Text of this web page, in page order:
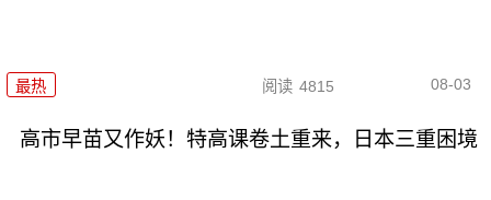
最热 阅读 4815 08-03
高市早苗又作妖！特高课卷土重来，日本三重困境